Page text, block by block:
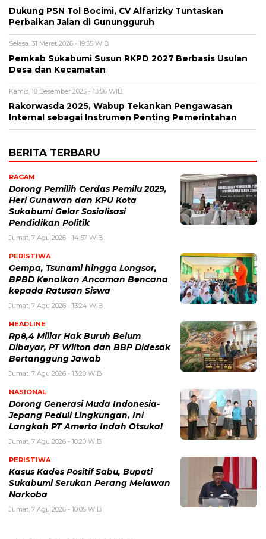
Dukung PSN Tol Bocimi, CV Alfarizky Tuntaskan
Perbaikan Jalan di Gunungguruh
Selasa, 31 Maret 2026 - 19:55 WIB
Pemkab Sukabumi Susun RKPD 2027 Berbasis Usulan
Desa dan Kecamatan
Kamis, 18 Desember 2025 - 13:56 WIB
Rakorwasda 2025, Wabup Tekankan Pengawasan
Internal sebagai Instrumen Penting Pemerintahan
BERITA TERBARU
RAGAM
Dorong Pemilih Cerdas Pemilu 2029,
Heri Gunawan dan KPU Kota
Sukabumi Gelar Sosialisasi
Pendidikan Politik
Jumat, 7 Agu 2026 - 14:57 WIB
PERISTIWA
Gempa, Tsunami hingga Longsor,
BPBD Kenalkan Ancaman Bencana
kepada Ratusan Siswa
Jumat, 7 Agu 2026 - 13:24 WIB
HEADLINE
Rp8,4 Miliar Hak Buruh Belum
Dibayar, PT Wilton dan BBP Didesak
Bertanggung Jawab
Jumat, 7 Agu 2026 - 13:20 WIB
NASIONAL
Dorong Generasi Muda Indonesia-
Jepang Peduli Lingkungan, Ini
Langkah PT Amerta Indah Otsuka!
Jumat, 7 Agu 2026 - 10:20 WIB
PERISTIWA
Kasus Kades Positif Sabu, Bupati
Sukabumi Serukan Perang Melawan
Narkoba
Jumat, 7 Agu 2026 - 10:05 WIB